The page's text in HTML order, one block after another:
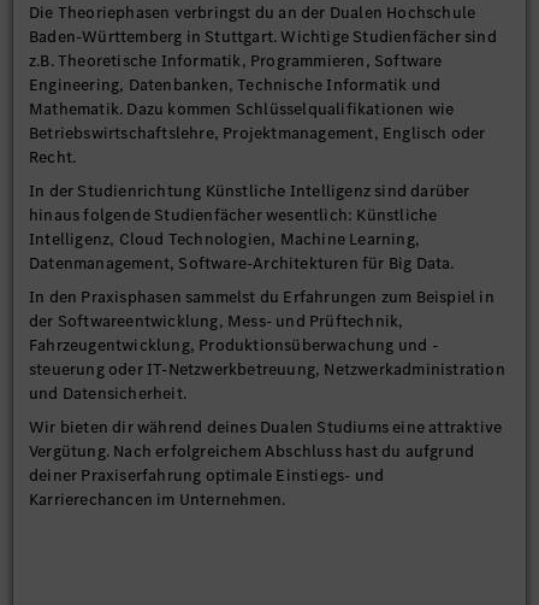
Die Theoriephasen verbringst du an der Dualen Hochschule
Baden-Württemberg in Stuttgart. Wichtige Studienfächer sind
z.B. Theoretische Informatik, Programmieren, Software
Engineering, Datenbanken, Technische Informatik und
Mathematik. Dazu kommen Schlüsselqualifikationen wie
Betriebswirtschaftslehre, Projektmanagement, Englisch oder
Recht.
In der Studienrichtung Künstliche Intelligenz sind darüber
hinaus folgende Studienfächer wesentlich: Künstliche
Intelligenz, Cloud Technologien, Machine Learning,
Datenmanagement, Software-Architekturen für Big Data.
In den Praxisphasen sammelst du Erfahrungen zum Beispiel in
der Softwareentwicklung, Mess- und Prüftechnik,
Fahrzeugentwicklung, Produktionsüberwachung und -
steuerung oder IT-Netzwerkbetreuung, Netzwerkadministration
und Datensicherheit.
Wir bieten dir während deines Dualen Studiums eine attraktive
Vergütung. Nach erfolgreichem Abschluss hast du aufgrund
deiner Praxiserfahrung optimale Einstiegs- und
Karrierechancen im Unternehmen.